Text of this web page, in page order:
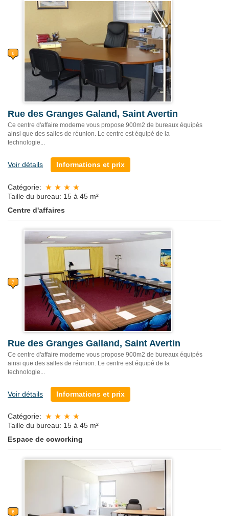
Rue des Granges Galand, Saint Avertin
Ce centre d'affaire moderne vous propose 900m2 de bureaux équipés
ainsi que des salles de réunion. Le centre est équipé de la
technologie...
Voir détails Informations et prix
Catégorie:
Taille du bureau: 15 à 45 m²
Centre d'affaires
Rue des Granges Galland, Saint Avertin
Ce centre d'affaire moderne vous propose 900m2 de bureaux équipés
ainsi que des salles de réunion. Le centre est équipé de la
technologie...
Voir détails Informations et prix
Catégorie:
Taille du bureau: 15 à 45 m²
Espace de coworking